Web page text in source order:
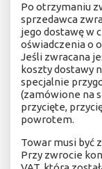
Po otrzymaniu
sprzedawca
jego dostawę w
oświadczenia o
Jeśli zwracana
koszty dostawy
specjalnie
(zamówione na
przycięte,
powrotem.
Towar musi być
Przy zwrocie